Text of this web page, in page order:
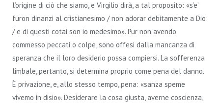
l’origine di ciò che siamo, e Virgilio dirà, a tal proposito: «s’e’
furon dinanzi al cristianesimo / non adorar debitamente a Dio:
/ e di questi cotai son io medesimo». Pur non avendo
commesso peccati o colpe, sono offesi dalla mancanza di
speranza che il loro desiderio possa compiersi. La sofferenza
limbale, pertanto, si determina proprio come pena del danno.
È privazione, e, allo stesso tempo, pena: «sanza speme
vivemo in disio». Desiderare la cosa giusta, averne coscienza,